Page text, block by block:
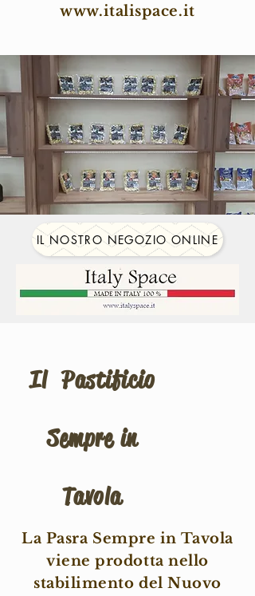
www.italispace.it
IL NOSTRO NEGOZIO ONLINE
Il Pastificio
Sempre in
Tavola
La Pasra Sempre in Tavola
viene prodotta nello
stabilimento del Nuovo